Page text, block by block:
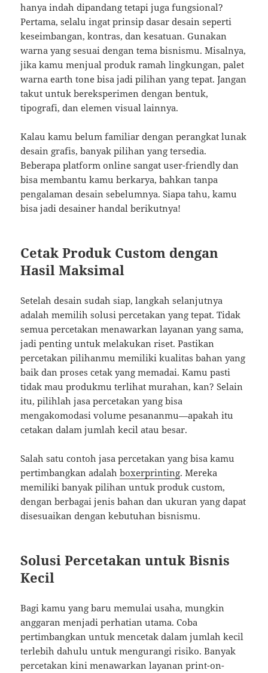
hanya indah dipandang tetapi juga fungsional?
Pertama, selalu ingat prinsip dasar desain seperti
keseimbangan, kontras, dan kesatuan. Gunakan
warna yang sesuai dengan tema bisnismu. Misalnya,
jika kamu menjual produk ramah lingkungan, palet
warna earth tone bisa jadi pilihan yang tepat. Jangan
takut untuk bereksperimen dengan bentuk,
tipografi, dan elemen visual lainnya.
Kalau kamu belum familiar dengan perangkat lunak
desain grafis, banyak pilihan yang tersedia.
Beberapa platform online sangat user-friendly dan
bisa membantu kamu berkarya, bahkan tanpa
pengalaman desain sebelumnya. Siapa tahu, kamu
bisa jadi desainer handal berikutnya!
Cetak Produk Custom dengan
Hasil Maksimal
Setelah desain sudah siap, langkah selanjutnya
adalah memilih solusi percetakan yang tepat. Tidak
semua percetakan menawarkan layanan yang sama,
jadi penting untuk melakukan riset. Pastikan
percetakan pilihanmu memiliki kualitas bahan yang
baik dan proses cetak yang memadai. Kamu pasti
tidak mau produkmu terlihat murahan, kan? Selain
itu, pilihlah jasa percetakan yang bisa
mengakomodasi volume pesananmu—apakah itu
cetakan dalam jumlah kecil atau besar.
Salah satu contoh jasa percetakan yang bisa kamu
pertimbangkan adalahboxerprinting. Mereka
memiliki banyak pilihan untuk produk custom,
dengan berbagai jenis bahan dan ukuran yang dapat
disesuaikan dengan kebutuhan bisnismu.
Solusi Percetakan untuk Bisnis
Kecil
Bagi kamu yang baru memulai usaha, mungkin
anggaran menjadi perhatian utama. Coba
pertimbangkan untuk mencetak dalam jumlah kecil
terlebih dahulu untuk mengurangi risiko. Banyak
percetakan kini menawarkan layanan print-on-